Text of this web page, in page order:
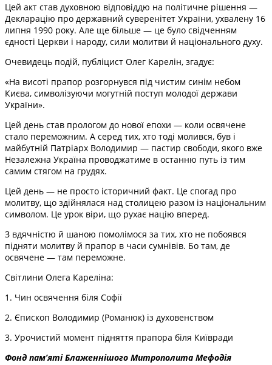
Цей акт став духовною відповіддю на політичне рішення —
Декларацію про державний суверенітет України, ухвалену 16
липня 1990 року. Але ще більше — це було свідченням
єдності Церкви і народу, сили молитви й національного духу.
Очевидець подій, публіцист Олег Карелін, згадує:
«На висоті прапор розгорнувся під чистим синім небом
Києва, символізуючи могутній поступ молодої держави
України».
Цей день став прологом до нової епохи — коли освячене
стало переможним. А серед тих, хто тоді молився, був і
майбутній Патріарх Володимир — пастир свободи, якого вже
Незалежна Україна проводжатиме в останню путь із тим
самим стягом на грудях.
Цей день — не просто історичний факт. Це спогад про
молитву, що здійнялася над столицею разом із національним
символом. Це урок віри, що рухає націю вперед.
З вдячністю й шаною помолімося за тих, хто не побоявся
підняти молитву й прапор в часи сумнівів. Бо там, де
освячене — там переможне.
Світлини Олега Кареліна:
1. Чин освячення біля Софії
2️. Єпископ Володимир (Романюк) із духовенством
3️. Урочистий момент підняття прапора біля Київради
Фонд пам’яті Блаженнішого Митрополита Мефодія